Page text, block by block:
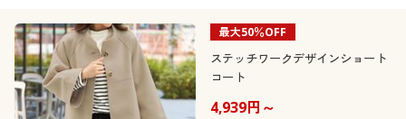
最大50％OFF
ステッチワークデザインショート
コート
4,939円～